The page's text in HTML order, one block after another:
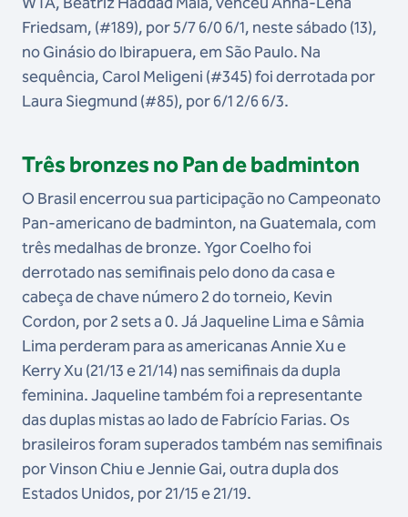
Friedsam, (#189), por 5/7 6/0 6/1, neste sábado (13),
no Ginásio do Ibirapuera, em São Paulo. Na
sequência, Carol Meligeni (#345) foi derrotada por
Laura Siegmund (#85), por 6/1 2/6 6/3.
Três bronzes no Pan de badminton
O Brasil encerrou sua participação no Campeonato
Pan-americano de badminton, na Guatemala, com
três medalhas de bronze. Ygor Coelho foi
derrotado nas semifinais pelo dono da casa e
cabeça de chave número 2 do torneio, Kevin
Cordon, por 2 sets a 0. Já Jaqueline Lima e Sâmia
Lima perderam para as americanas Annie Xu e
Kerry Xu (21/13 e 21/14) nas semifinais da dupla
feminina. Jaqueline também foi a representante
das duplas mistas ao lado de Fabrício Farias. Os
brasileiros foram superados também nas semifinais
por Vinson Chiu e Jennie Gai, outra dupla dos
Estados Unidos, por 21/15 e 21/19.